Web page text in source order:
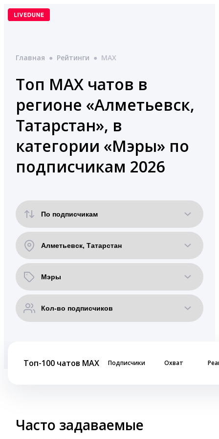
Перейти
Главная ● Рейтинги ● MAX
Топ MAX чатов в
регионе «Алметьевск,
Татарстан», в
категории «Мэры» по
подписчикам 2026
Топ-100 чатов MAX Подписчики Охват
Часто задаваемые